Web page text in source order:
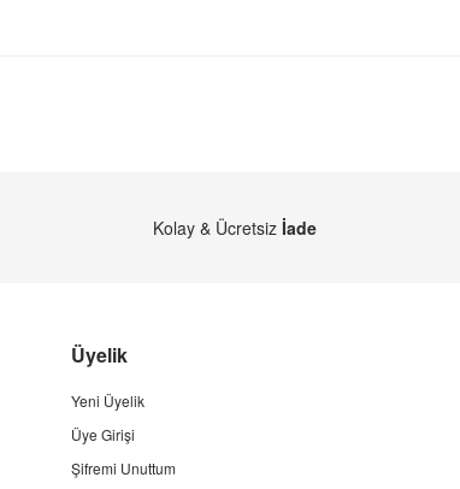
Kolay & Ücretsiz İade
Üyelik
Yeni Üyelik
Üye Girişi
Şifremi Unuttum